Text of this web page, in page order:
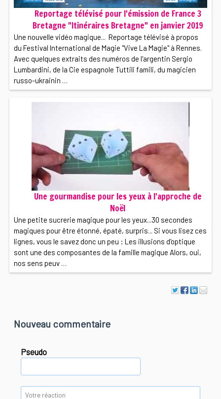
Reportage télévisé pour l'émission de France 3
Bretagne "Itinéraires Bretagne" en janvier 2019
Une nouvelle vidéo magique... Reportage télévisé à propos
du Festival International de Magie "Vive La Magie" à Rennes.
Avec quelques extraits des numéros de l'argentin Sergio
Lumbardini, de la Cie espagnole Tuttili famili, du magicien
russo-ukrainin …
Une gourmandise pour les yeux à l'approche de
Noël
Une petite sucrerie magique pour les yeux...30 secondes
magiques pour être étonné, épaté, surpris... Si vous lisez ces
lignes, vous le savez donc un peu : Les illusions d'optique
sont une des composantes de la famille magique Alors, oui,
nos sens peuv …
Nouveau commentaire
Pseudo